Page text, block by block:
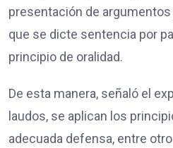
presentación de
que se dicte sentencia por
principio de oralidad.
De esta manera, señaló el
laudos, se aplican los
adecuada defensa, entre